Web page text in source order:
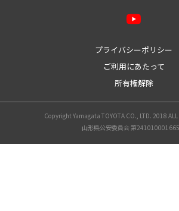
プライバシーポリシー
ご利用にあたって
所有権解除
Copyright Yamagata TOYOTA CO., LTD. 2018
山形県公安委員会 第